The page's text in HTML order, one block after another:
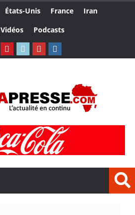
États-Unis France
Iran
Vidéos Podcasts